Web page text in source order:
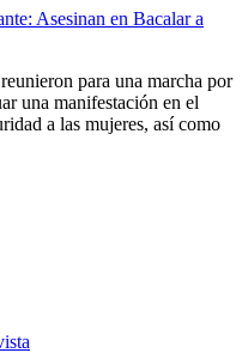
Asesinan en Bacalar a
para una marcha por
una manifestación en el
a las mujeres, así como